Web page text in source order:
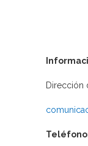
Dirección